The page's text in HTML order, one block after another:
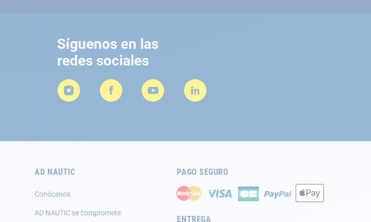
Síguenos en las
redes sociales
AD NAUTIC
Conócenos
AD NAUTIC se compromete
PAGO SEGURO
ENTREGA